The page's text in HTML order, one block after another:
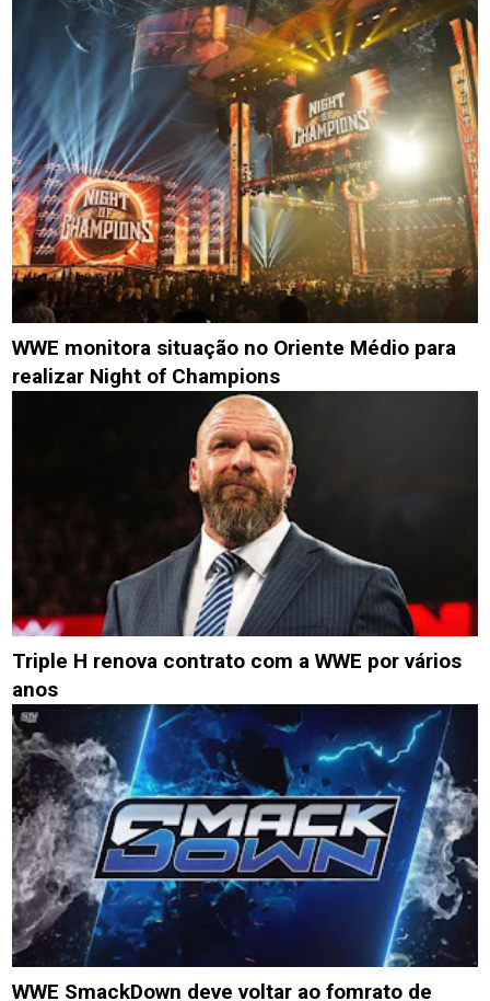
WWE monitora situação no Oriente Médio para
realizar Night of Champions
Triple H renova contrato com a WWE por vários
anos
WWE SmackDown deve voltar ao fomrato de